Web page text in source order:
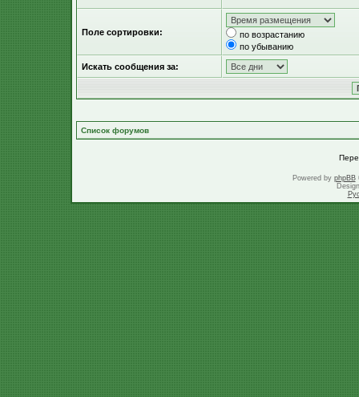
Поле сортировки:
по возрастанию
по убыванию
Искать сообщения за:
Список форумов
Powered by phpBB